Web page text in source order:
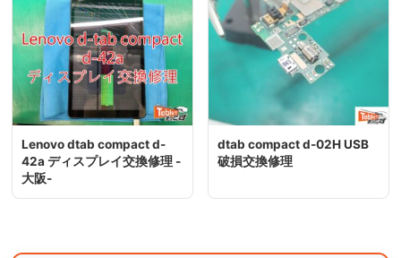
Lenovo dtab compact d-
42a ディスプレイ交換修理 -
大阪-
dtab compact d-02H USB
破損交換修理